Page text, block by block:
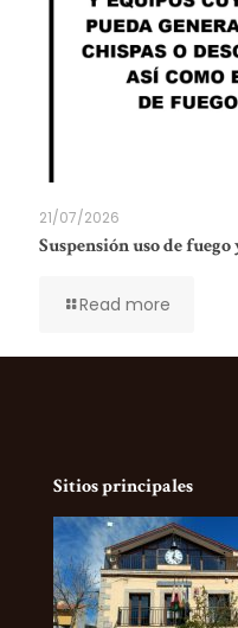
21/07/2026
Suspensión uso de
Read more
Sitios principales